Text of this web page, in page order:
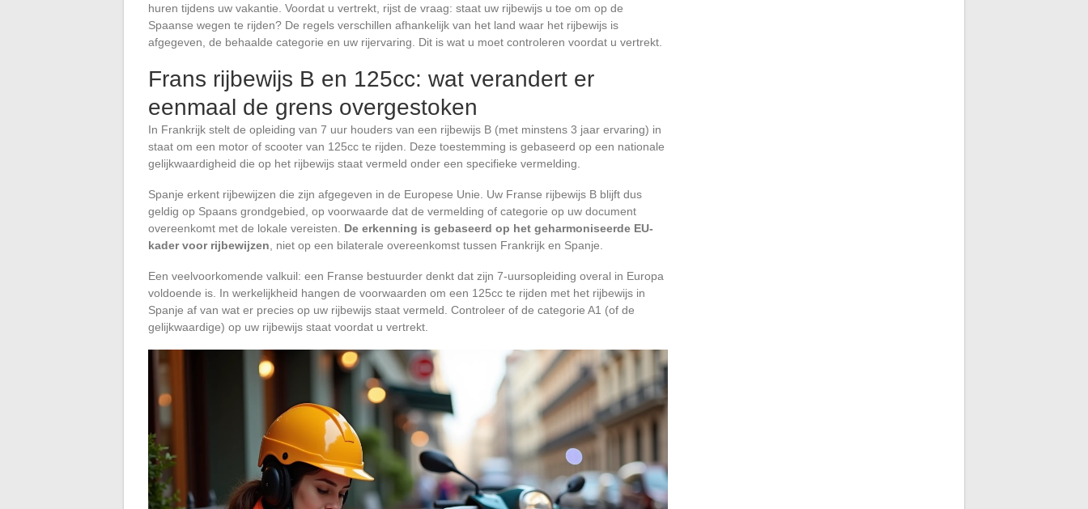
huren tijdens uw vakantie. Voordat u vertrekt, rijst de vraag: staat uw rijbewijs u toe om op de
Spaanse wegen te rijden? De regels verschillen afhankelijk van het land waar het rijbewijs is
afgegeven, de behaalde categorie en uw rijervaring. Dit is wat u moet controleren voordat u vertrekt.
Frans rijbewijs B en 125cc: wat verandert er
eenmaal de grens overgestoken
In Frankrijk stelt de opleiding van 7 uur houders van een rijbewijs B (met minstens 3 jaar ervaring) in
staat om een motor of scooter van 125cc te rijden. Deze toestemming is gebaseerd op een nationale
gelijkwaardigheid die op het rijbewijs staat vermeld onder een specifieke vermelding.
Spanje erkent rijbewijzen die zijn afgegeven in de Europese Unie. Uw Franse rijbewijs B blijft dus
geldig op Spaans grondgebied, op voorwaarde dat de vermelding of categorie op uw document
overeenkomt met de lokale vereisten. De erkenning is gebaseerd op het geharmoniseerde EU-
kader voor rijbewijzen , niet op een bilaterale overeenkomst tussen Frankrijk en Spanje.
Een veelvoorkomende valkuil: een Franse bestuurder denkt dat zijn 7-uursopleiding overal in Europa
voldoende is. In werkelijkheid hangen de voorwaarden om een 125cc te rijden met het rijbewijs in
Spanje af van wat er precies op uw rijbewijs staat vermeld. Controleer of de categorie A1 (of de
gelijkwaardige) op uw rijbewijs staat voordat u vertrekt.